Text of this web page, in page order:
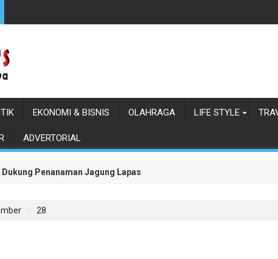
EKONOMI & BISNIS OLAHRAGA LIFE STYLE
ADVERTORIAL
Penanaman Jagung Lapas Labuhan Ruku
28